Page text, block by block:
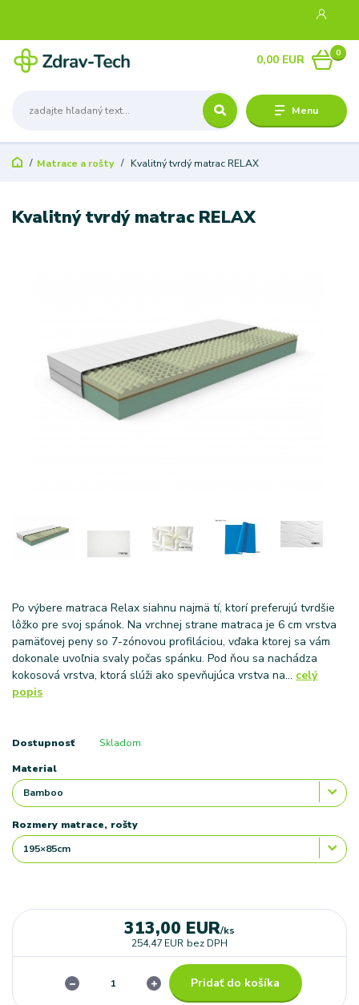
Menu
0
0,00 EUR
Matrace a rošty Kvalitný tvrdý matrac RELAX
Kvalitný tvrdý matrac RELAX
Po výbere matraca Relax siahnu najmä tí, ktorí preferujú tvrdšie
lôžko pre svoj spánok. Na vrchnej strane matraca je 6 cm vrstva
pamäťovej peny so 7-zónovou profiláciou, vďaka ktorej sa vám
dokonale uvoľnia svaly počas spánku. Pod ňou sa nachádza
kokosová vrstva, ktorá slúži ako spevňujúca vrstva na... celý
popis
Dostupnosť Skladom
Material
Rozmery matrace, rošty
313,00 EUR/ks
254,47 EUR bez DPH
Pridať do košíka